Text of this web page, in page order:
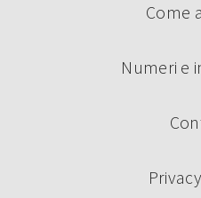
Come
Numeri e